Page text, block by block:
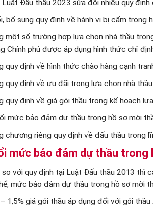
Đấu thầu 2023 sửa đổi nhiều quy định
bổ sung quy định về hành vị bị cấm
một số trường hợp lựa chọn nhà thầu
Chính phủ được áp dụng hình thức chỉ
quy định về hình thức chào hàng cạnh
quy định về ưu đãi trong lựa chọn nhà
quy định về giá gói thầu trong kế hoạch
mức bảo đảm dự thầu trong hồ sơ mời
chương riêng quy định về đấu thầu trong
mức bảo đảm dự thầu trong
với quy định tại Luật Đấu thầu 2013 thì
mức bảo đảm dự thầu trong hồ sơ mời
1,5% giá gói thầu áp dụng đối với gói